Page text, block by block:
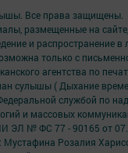
Все права защищены.
размещенные на
и распространение
только с
агентства по
сулышы ( Дыхание
службой по
и массовых
ЭЛ № ФС 77 - 90165 от
Мустафина Розалия